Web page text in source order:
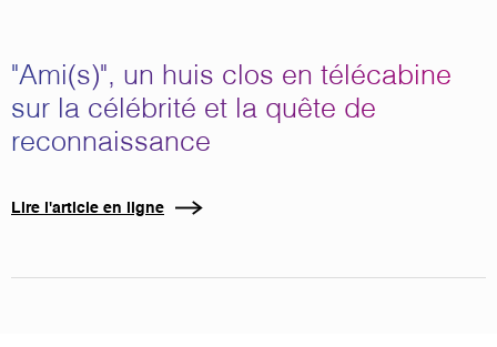
"Ami(s)", un huis clos en télécabine
sur la célébrité et la quête de
reconnaissance
Lire l'article en ligne